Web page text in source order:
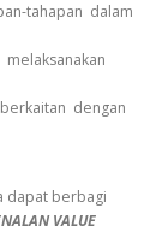
tahapan dalam
dengan
dapat berbagi
VALUE